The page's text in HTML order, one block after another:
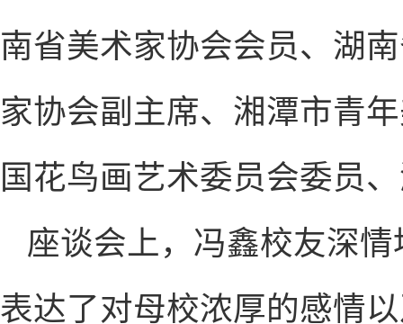
南省美术家协会会员、湖
家协会副主席、湘潭市青
国花鸟画艺术委员会委员
座谈会上，冯鑫校友深
表达了对母校浓厚的感情